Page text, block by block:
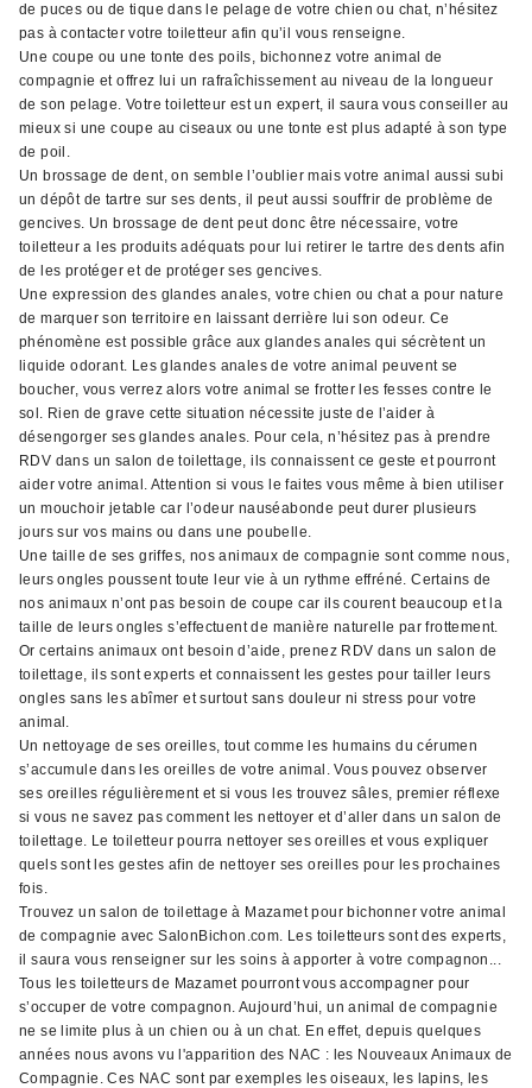
de puces ou de tique dans le pelage de votre chien ou chat, n’hésitez
pas à contacter votre toiletteur afin qu’il vous renseigne.
Une coupe ou une tonte des poils, bichonnez votre animal de
compagnie et offrez lui un rafraîchissement au niveau de la longueur
de son pelage. Votre toiletteur est un expert, il saura vous conseiller au
mieux si une coupe au ciseaux ou une tonte est plus adapté à son type
de poil.
Un brossage de dent, on semble l’oublier mais votre animal aussi subi
un dépôt de tartre sur ses dents, il peut aussi souffrir de problème de
gencives. Un brossage de dent peut donc être nécessaire, votre
toiletteur a les produits adéquats pour lui retirer le tartre des dents afin
de les protéger et de protéger ses gencives.
Une expression des glandes anales, votre chien ou chat a pour nature
de marquer son territoire en laissant derrière lui son odeur. Ce
phénomène est possible grâce aux glandes anales qui sécrètent un
liquide odorant. Les glandes anales de votre animal peuvent se
boucher, vous verrez alors votre animal se frotter les fesses contre le
sol. Rien de grave cette situation nécessite juste de l’aider à
désengorger ses glandes anales. Pour cela, n’hésitez pas à prendre
RDV dans un salon de toilettage, ils connaissent ce geste et pourront
aider votre animal. Attention si vous le faites vous même à bien utiliser
un mouchoir jetable car l’odeur nauséabonde peut durer plusieurs
jours sur vos mains ou dans une poubelle.
Une taille de ses griffes, nos animaux de compagnie sont comme nous,
leurs ongles poussent toute leur vie à un rythme effréné. Certains de
nos animaux n’ont pas besoin de coupe car ils courent beaucoup et la
taille de leurs ongles s’effectuent de manière naturelle par frottement.
Or certains animaux ont besoin d’aide, prenez RDV dans un salon de
toilettage, ils sont experts et connaissent les gestes pour tailler leurs
ongles sans les abîmer et surtout sans douleur ni stress pour votre
animal.
Un nettoyage de ses oreilles, tout comme les humains du cérumen
s’accumule dans les oreilles de votre animal. Vous pouvez observer
ses oreilles régulièrement et si vous les trouvez sâles, premier réflexe
si vous ne savez pas comment les nettoyer et d’aller dans un salon de
toilettage. Le toiletteur pourra nettoyer ses oreilles et vous expliquer
quels sont les gestes afin de nettoyer ses oreilles pour les prochaines
fois.
Trouvez un salon de toilettage à Mazamet pour bichonner votre animal
de compagnie avec SalonBichon.com. Les toiletteurs sont des experts,
il saura vous renseigner sur les soins à apporter à votre compagnon...
Tous les toiletteurs de Mazamet pourront vous accompagner pour
s’occuper de votre compagnon. Aujourd’hui, un animal de compagnie
ne se limite plus à un chien ou à un chat. En effet, depuis quelques
années nous avons vu l'apparition des NAC : les Nouveaux Animaux de
Compagnie. Ces NAC sont par exemples les oiseaux, les lapins, les